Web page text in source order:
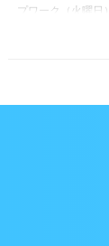
プワーク（火曜日